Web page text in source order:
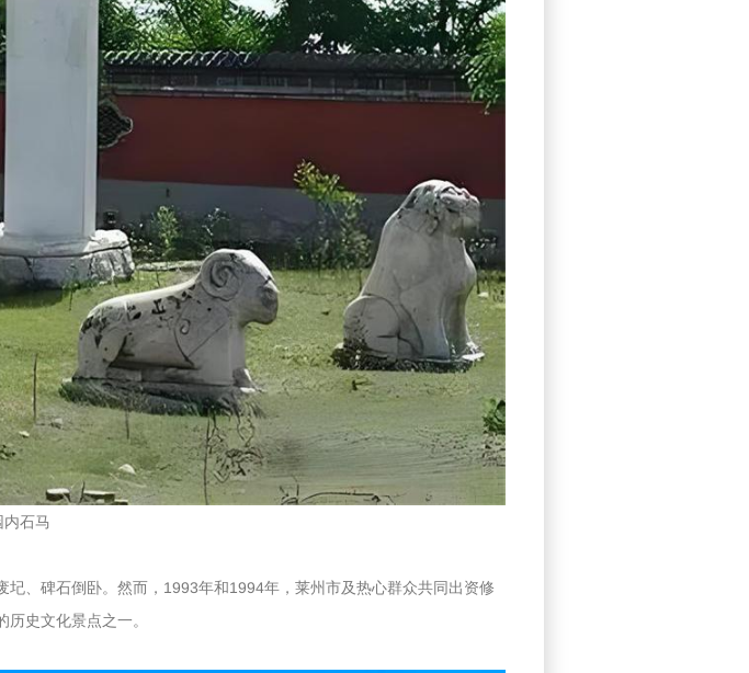
内石马
、碑石倒卧。然而，1993年和1994年，莱州市及热心群众共同出资修
史文化景点之一。